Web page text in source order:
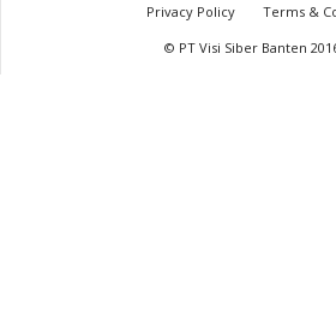
Privacy Policy
Terms &
© PT Visi Siber Banten